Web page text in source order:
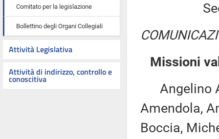
Comitato per la legislazione
Bollettino degli Organi Collegiali
Attività Legislativa
Attività di indirizzo, controllo e
conoscitiva
Missioni
Angelino
Amendola,
Boccia,